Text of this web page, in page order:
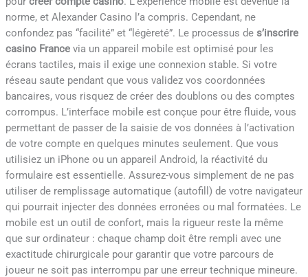
norme, et Alexander Casino l’a compris. Cependant, ne
confondez pas “facilité” et “légèreté”. Le processus de s’inscrire
casino Francevia un appareil mobile est optimisé pour les
écrans tactiles, mais il exige une connexion stable. Si votre
réseau saute pendant que vous validez vos coordonnées
bancaires, vous risquez de créer des doublons ou des comptes
corrompus. L’interface mobile est conçue pour être fluide, vous
permettant de passer de la saisie de vos données à l’activation
de votre compte en quelques minutes seulement. Que vous
utilisiez un iPhone ou un appareil Android, la réactivité du
formulaire est essentielle. Assurez-vous simplement de ne pas
utiliser de remplissage automatique (autofill) de votre navigateur
qui pourrait injecter des données erronées ou mal formatées. Le
mobile est un outil de confort, mais la rigueur reste la même
que sur ordinateur : chaque champ doit être rempli avec une
exactitude chirurgicale pour garantir que votre parcours de
joueur ne soit pas interrompu par une erreur technique mineure.